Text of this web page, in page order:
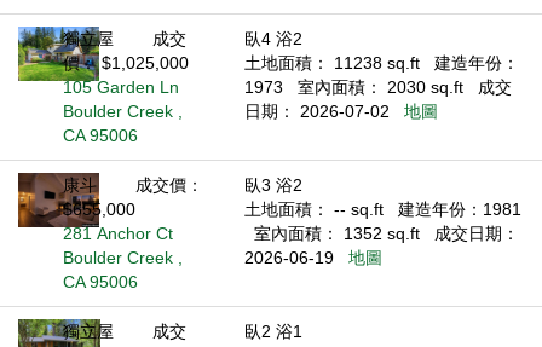
獨立屋
成交
價： $1,025,000
105 Garden Ln
Boulder Creek ,
CA 95006
臥4 浴2
土地面積： 11238 sq.ft
建造年份：
1973
室內面積： 2030 sq.ft
成交
日期： 2026-07-02
地圖
康斗
成交價：
$655,000
281 Anchor Ct
Boulder Creek ,
CA 95006
臥3 浴2
土地面積： -- sq.ft
建造年份：1981
室內面積： 1352 sq.ft
成交日期：
2026-06-19
地圖
獨立屋
成交
臥2 浴1